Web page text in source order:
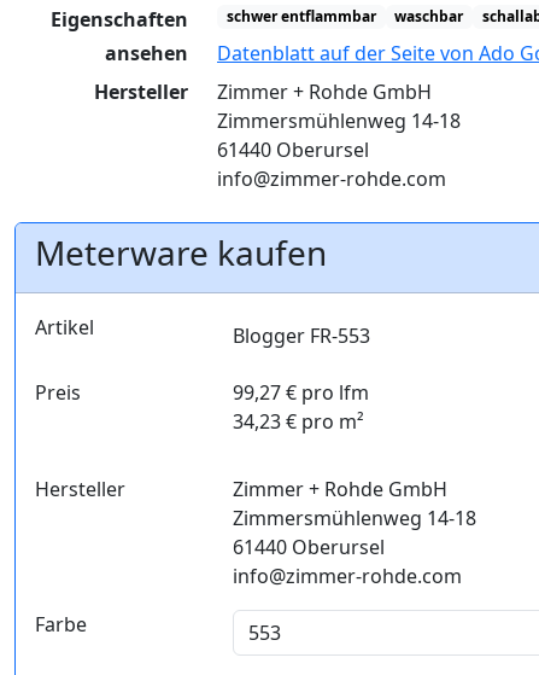
Eigenschaften schwer entflammbar waschbar
ansehen
Datenblatt auf der Seite von Ado
Hersteller
Zimmer + Rohde GmbH
Zimmersmühlenweg 14-18
61440 Oberursel
info@zimmer-rohde.com
Meterware kaufen
Artikel Blogger FR-553
Preis
99,27 € pro lfm
34,23 € pro m²
Hersteller
Zimmer + Rohde GmbH
Zimmersmühlenweg 14-18
61440 Oberursel
info@zimmer-rohde.com
Farbe